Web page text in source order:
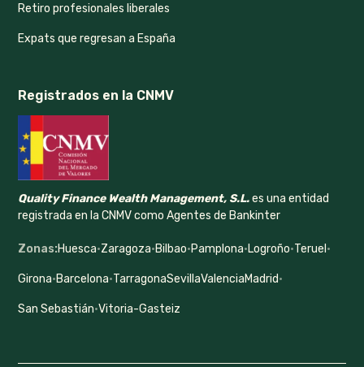
Retiro profesionales liberales
Expats que regresan a España
Registrados en la CNMV
Quality Finance Wealth Management, S.L.es una entidad
registrada en la CNMV como Agentes de Bankinter
Zonas:Huesca·Zaragoza·Bilbao·Pamplona·Logroño·Teruel ·
Girona·Barcelona·TarragonaSevillaValenciaMadrid·
San Sebastián·Vitoria-Gasteiz